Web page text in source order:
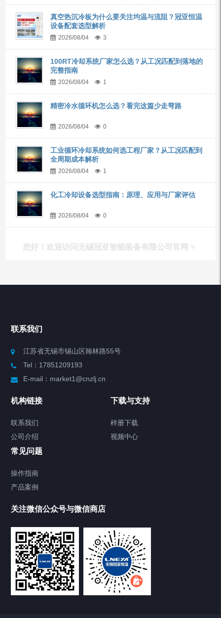
真空热沉冷板为什么要关注均温与流阻？冠亚恒温
设备配套选型解析
2026/08/04 3
100RT冷却系统厂家怎么选？从工况匹配到落地的
完整指南
2026/08/04 1
精密冷水循环机怎么选？看完这篇少走弯路
2026/08/04 0
工业循环冷却系统如何选工程厂家？从工况匹配到
全周期成本解析
2026/08/04 1
化工冷却设备选型指南：原理、应用与厂家评估
2026/08/04 0
您好！欢迎访问无锡冠亚智能装备有限公司官网
产品列表
制冷加热动态控温系统
Chiller直冷控温机组
Heating Circulator加热循环器
Freezer低温箱
VOCs冷凝回收装置
联系我们
江苏省无锡市锡山区翰林路55号
Tel：17851209193
E-mail：market1@cnzlj.cn
机构链接
联系我们
公司介绍
下载与支持
样册下载
视频中心
常见问题
操作指南
产品案例
关注微信公众号与微信商店